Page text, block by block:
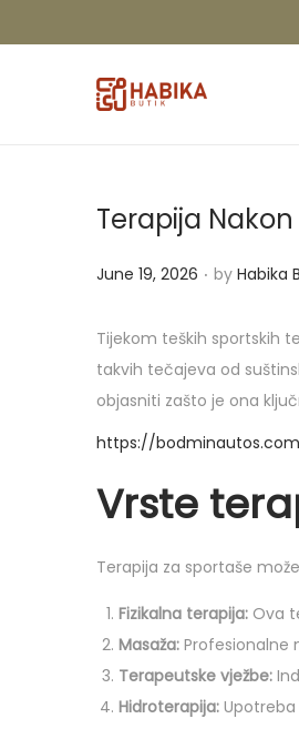
Terapija
P
s
t
e
n
June 19, 2026 . by Habika
Tijekom teških sportskih
takvih tečajeva od
objasniti zašto je ona
https://
Vrste
Terapija za sportaše
Fizikalna terapija: Ova
Masaža: Profesionalne
Terapeutske vježbe:
Hidroterapija: